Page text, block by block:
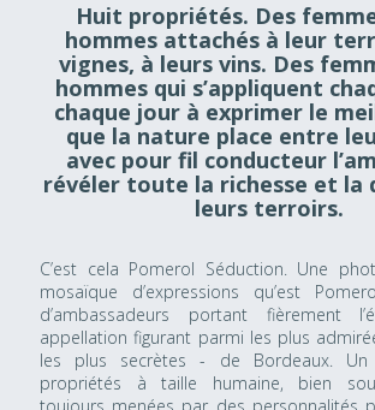
Huit propriétés. Des
hommes attachés à leur
vignes, à leurs vins. Des
hommes qui s’appliquent
chaque jour à exprimer le
que la nature place entre
avec pour fil conducteur
révéler toute la richesse et la
leurs terroirs.
C’est cela Pomerol Séduction. Une
mosaïque d’expressions qu’est
d’ambassadeurs portant fièrement
appellation figurant parmi les plus
les plus secrètes - de Bordeaux. Un
propriétés à taille humaine, bien